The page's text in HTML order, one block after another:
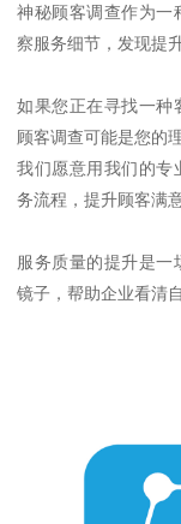
神秘顾客调查作为一
察服务细节，发现提
如果您正在寻找一种
顾客调查可能是您的
我们愿意用我们的专
务流程，提升顾客满
服务质量的提升是一
镜子，帮助企业看清